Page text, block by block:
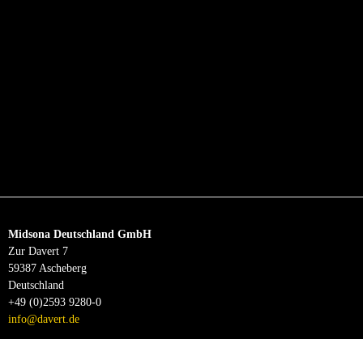
Midsona Deutschland GmbH
Zur Davert 7
59387 Ascheberg
Deutschland
+49 (0)2593 9280-0
info@davert.de